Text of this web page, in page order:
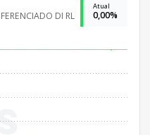
DI RL
Atual
0,00%